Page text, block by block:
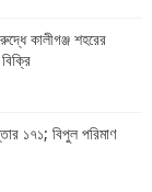
কালীগঞ্জ শহরের
১৭১; বিপুল পরিমাণ